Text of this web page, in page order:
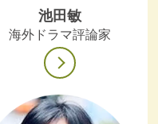
池田敏
海外ドラマ評論家